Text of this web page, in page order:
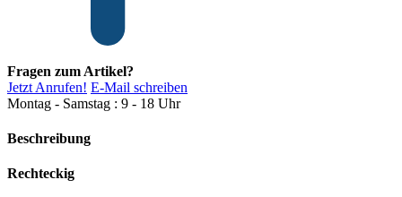
Fragen zum Artikel?
Jetzt Anrufen! E-Mail schreiben
Montag - Samstag : 9 - 18 Uhr
Beschreibung
Rechteckig